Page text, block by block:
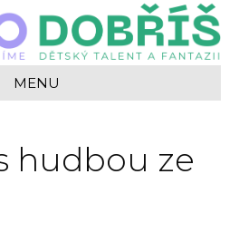
MENU
hudbou ze